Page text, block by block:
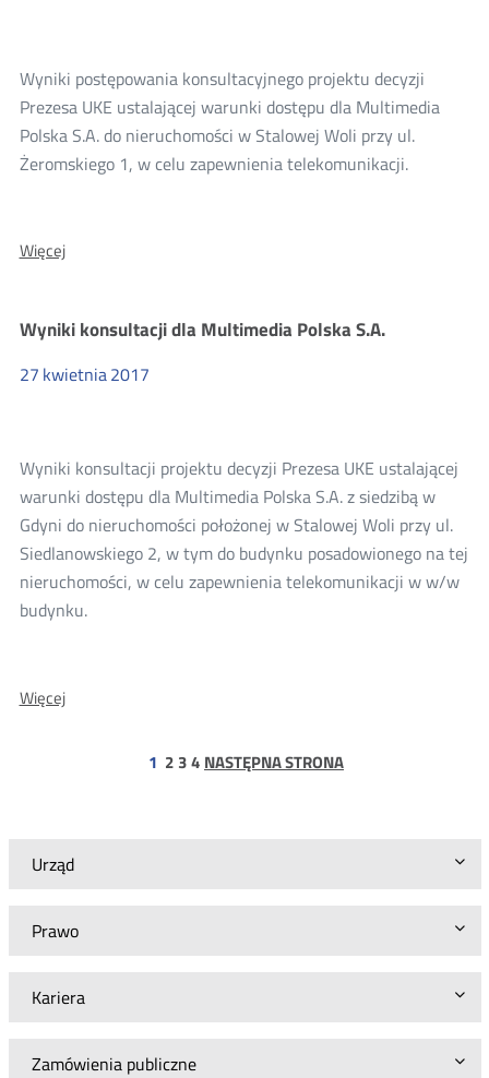
Urząd
Prawo
Kariera
Zamówienia publiczne
Wyniki postępowania konsultacyjnego projektu decyzji
Prezesa UKE ustalającej warunki dostępu dla Multimedia
Polska S.A. do nieruchomości w Stalowej Woli przy ul.
Żeromskiego 1, w celu zapewnienia telekomunikacji.
WięcejO:
dla
Polska
S.A.
Wyniki konsultacji dla Multimedia Polska S.A.
27 kwietnia2017
Wyniki konsultacji projektu decyzji Prezesa UKE ustalającej
warunki dostępu dla Multimedia Polska S.A. z siedzibą w
Gdyni do nieruchomości położonej w Stalowej Woli przy ul.
Siedlanowskiego 2, w tym do budynku posadowionego na tej
nieruchomości, w celu zapewnienia telekomunikacji w w/w
budynku.
WięcejO:
1 strona
2 strona
3strona
4 NASTĘPNA STRONA